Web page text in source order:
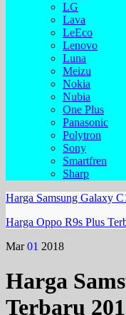
LG
Lava
LeEco
Lenovo
Luna
Meizu
Nokia
Nubia
One Plus
Panasonic
Polytron
Sony
Smartfren
Sharp
Harga Samsung Galaxy
Harga Oppo R9s Plus
Mar 01 2018
Harga
Terbaru